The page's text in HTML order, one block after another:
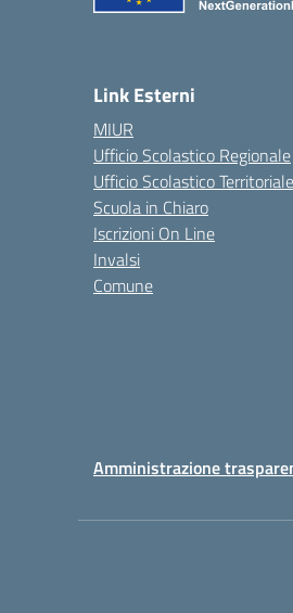
Link Esterni
MIUR
Ufficio Scolastico Regionale
Ufficio Scolastico Territoriale
Scuola in Chiaro
Iscrizioni On Line
Invalsi
Comune
Amministrazione